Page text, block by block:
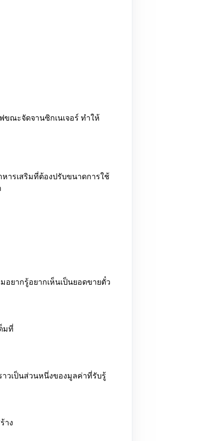
ขณะจัดจานซิกเนเจอร์ ทำให้
ารเสริมที่ต้องปรับขนาดการใช้
ยากรู้อยากเห็นเป็นยอดขายตั๋ว
มที่
าวเป็นส่วนหนึ่งของมูลค่าที่รับรู้
าง